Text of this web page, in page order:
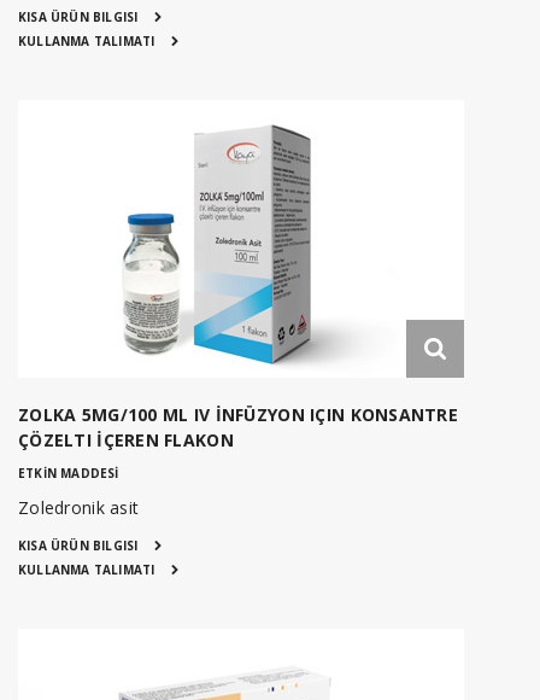
KISA ÜRÜN BILGISI
KULLANMA TALIMATI
ZOLKA 5MG/100 ML IV İNFÜZYON IÇIN KONSANTRE
ÇÖZELTI İÇEREN FLAKON
ETKİN MADDESİ
Zoledronik asit
KISA ÜRÜN BILGISI
KULLANMA TALIMATI